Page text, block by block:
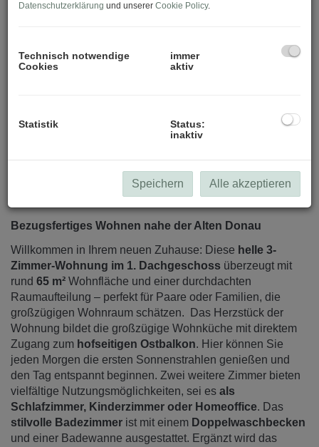
Beschreibung
Bezugsfertiges Wohnen nahe der Alten Donau
Willkommen in Ihrem neuen Zuhause: Diese helle 3-
Zimmer-Wohnung im 1. Dachgeschoss überzeugt mit
rund 65 m² Wohnfläche und einer durchdachten
Raumaufteilung – perfekt für Paare oder Familien, die
großzügigen Wohnraum schätzen. Das Herzstück der
Wohnung bildet die großzügige Wohnküche mit direktem
Zugang zum hofseitigen Ostbalkon. Hier können Sie
jeden Morgen die ersten Sonnenstrahlen genießen und
den Tag entspannt beginnen. Zwei weitere Zimmer bieten
vielfältige Nutzungsmöglichkeiten, sei es als
Schlafzimmer, Kinderzimmer oder Homeoffice. Das
stilvolle Badezimmer ist mit einem Doppelwaschbecken
und einer Badewanne ausgestattet. Ergänzt wird das
Datenschutzerklärung und unserer Cookie Policy.
Technisch notwendige
Cookies
immer
aktiv
Statistik
Status:
inaktiv
Speichern Alle akzeptieren